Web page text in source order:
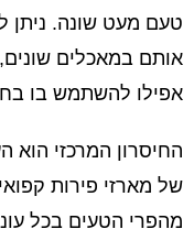
טעם מעט שונה. ניתן
אותם במאכלים שונים,
אפילו להשתמש בו
החיסרון המרכזי הוא
של מארזי פירות
מהפרי הטעים בכל